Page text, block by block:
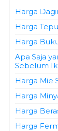
Harga
Harga
Harga
Apa Saja
Sebelum
Harga Mie
Harga
Harga
Harga